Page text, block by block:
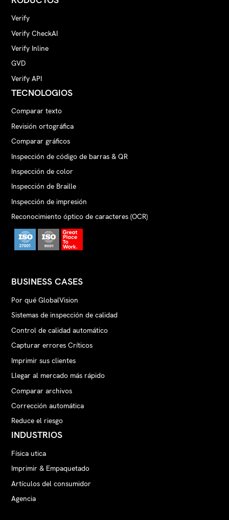
Verify
Verify CheckAI
Verify Inline
GVD
Verify API
TECNOLOGIOS
Comparar texto
Revisión ortográfica
Comparar gráficos
Inspección de código de barras & QR
Inspección de color
Inspección de Braille
Inspección de impresión
Reconocimiento óptico de caracteres (OCR)
BUSINESS CASES
Por qué GlobalVision
Sistemas de inspección de calidad
Control de calidad automático
Capturar errores Críticos
Imprimir sus clientes
Llegar al mercado más rápido
Comparar archivos
Corrección automática
Reduce el riesgo
INDUSTRIOS
Física utica
Imprimir & Empaquetado
Artículos del consumidor
Agencia